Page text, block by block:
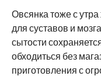
Овсянка тоже с
для суставов и
сытости
обходиться без
приготовления с